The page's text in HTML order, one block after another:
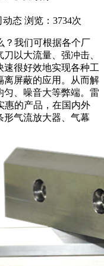
动态 浏览：3734次
？我们可根据各个厂
以大流量、强冲击、
很好效地实现各种工
离屏蔽的应用。从而解
匀、噪音大等弊端。雷
惠的产品，在国内外
形气流放大器、气幕